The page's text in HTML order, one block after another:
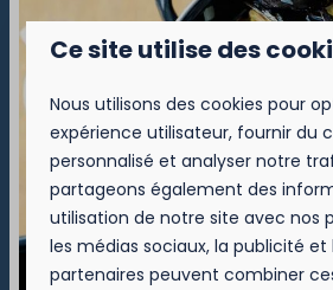
▷ Camping Westende
Bassevillestraat 141 B
8434 Westende
+32 (0)58-22 30 25
✉️
Ce site utilise des
Nous utilisons des cookies pour
expérience utilisateur, fournir du
personnalisé et analyser notre
partageons également des
utilisation de notre site avec nos
les médias sociaux, la publicité et
partenaires peuvent combiner